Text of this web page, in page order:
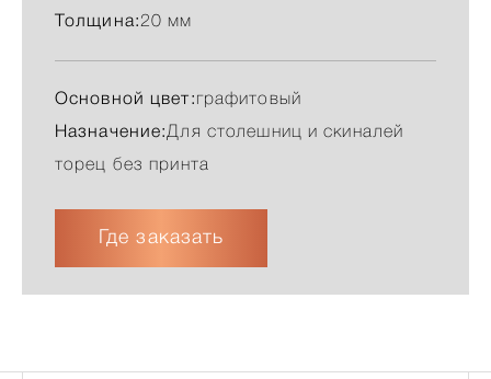
Толщина:20 мм
Основной цвет: графитовый
Назначение:Для столешниц и скиналей
торец без принта
Где заказать